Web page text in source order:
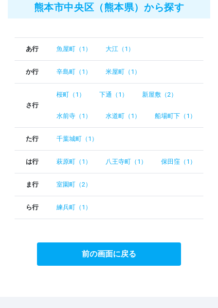
熊本市中央区（熊本県）から探す
あ行 魚屋町（1） 大江（1）
か行 辛島町（1） 米屋町（1）
さ行
桜町（1） 下通（1） 新屋敷（2）
水前寺（1） 水道町（1） 船場町下（1）
た行 千葉城町（1）
は行 萩原町（1） 八王寺町（1） 保田窪（1）
ま行 室園町（2）
ら行 練兵町（1）
前の画面に戻る